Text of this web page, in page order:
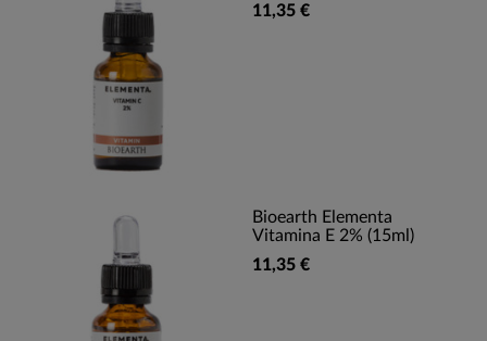
11,35 €
Bioearth Elementa
Vitamina E 2% (15ml)
11,35 €